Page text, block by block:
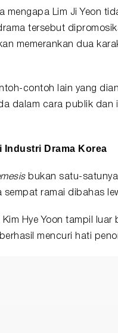
mengapa Lim Ji Yeon
tersebut
memerankan dua
contoh lain yang
dalam cara publik dan
Industri Drama Korea
bukan satu-
sempat ramai dibahas
Hye Yoon tampil luar
mencuri hati